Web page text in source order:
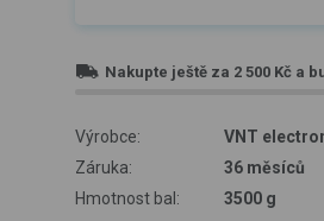
Nakupte ještě za 2 500 Kč a
Výrobce:
VNT
Záruka:
36 měsíců
Hmotnost bal:
3500 g